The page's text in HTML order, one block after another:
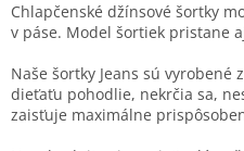
Chlapčenské džínsové šortky
v páse. Model šortiek pristane
Naše šortky Jeans sú vyrobené
dieťaťu pohodlie, nekrčia sa,
zaisťuje maximálne